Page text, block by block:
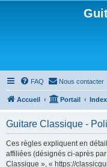
FAQ Nous contacter
Accueil Portail
Guitare Classique -
Ces règles expliquent en
affiliées (désignés ci-après
Classique », « https://